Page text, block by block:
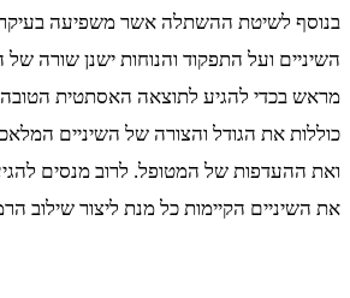
בנוסף לשיטת ההשתלה אשר משפיעה
השיניים ועל התפקוד והנוחות ישנן שורה
מראש בכדי להגיע לתוצאה האסתטית הטובה
כוללות את הגודל והצורה של השיניים
ואת ההעדפות של המטופל. לרוב מנסים
את השיניים הקיימות כל מנת ליצור שילוב